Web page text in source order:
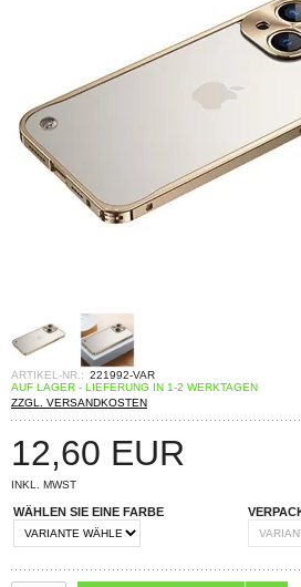
ARTIKEL-NR.: 221992-VAR
AUF LAGER - LIEFERUNG IN 1-2 WERKTAGEN
ZZGL. VERSANDKOSTEN
12,60 EUR
INKL. MWST
WÄHLEN SIE EINE FARBE